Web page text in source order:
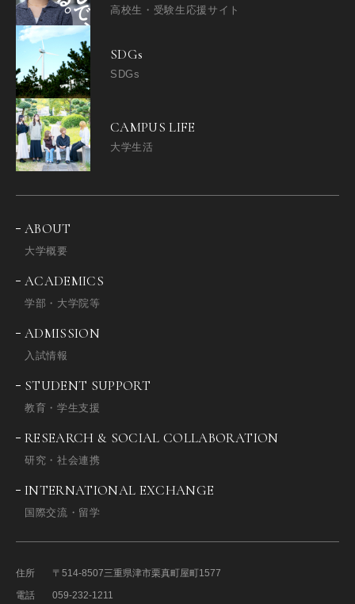
高校生・受験生応援サイト
SDGs
SDGs
CAMPUS LIFE
大学生活
ABOUT
大学概要
ACADEMICS
学部・大学院等
ADMISSION
入試情報
STUDENT SUPPORT
教育・学生支援
RESEARCH & SOCIAL COLLABORATION
研究・社会連携
INTERNATIONAL EXCHANGE
国際交流・留学
住所 〒514-8507三重県津市栗真町屋町1577
電話
059-232-1211